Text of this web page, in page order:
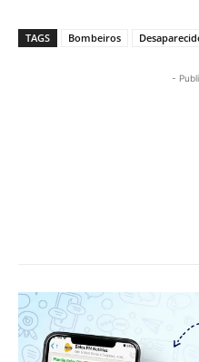
TAGS Bombeiros
-